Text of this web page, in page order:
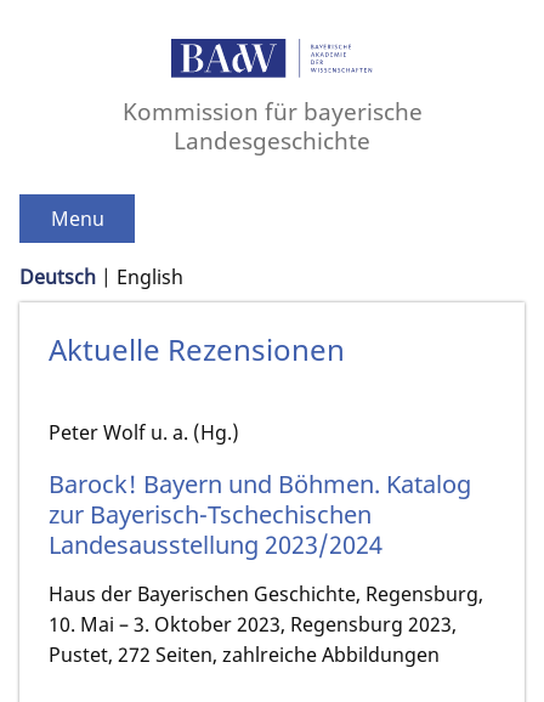
Kommission für bayerische
Landesgeschichte
Menu
Deutsch English
Aktuelle Rezensionen
Peter Wolf u. a. (Hg.)
Barock! Bayern und Böhmen. Katalog
zur Bayerisch-Tschechischen
Landesausstellung 2023/2024
Haus der Bayerischen Geschichte, Regensburg,
10. Mai – 3. Oktober 2023, Regensburg 2023,
Pustet, 272 Seiten, zahlreiche Abbildungen